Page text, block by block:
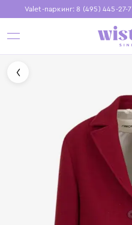
Valet-паркинг: 8 (495) 445-
Бесплатная
Установите приложение,